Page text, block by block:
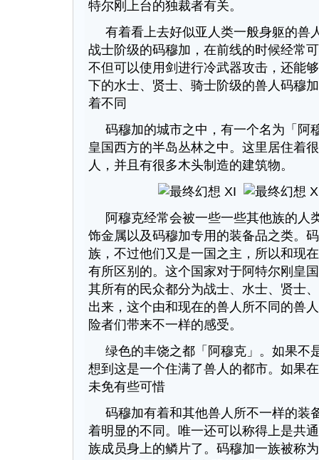
特尔刚上台的独裁者有关。
有着看上去好似亚人类一般身躯的兽
战士阶级的码穆加，在前线的时候经常
不但可以使用剑进行冷武器攻击，还能
下的水士、贤士、骑士阶级的兽人码穆
着不同
码穆加的城市之中，有一个名为「阿
皇国西方的半岛丛林之中。这里居住着
人，并且有很多木头制造的建筑物。
阿穆克经常会被一些一些其他族的人
饰金属以及码穆加专用的装备品之类。
族，不过他们又是一国之主，所以和现
有所区别的。这个国家对于阿特尔刚皇
其所有的民众都分为战士、水士、贤士
出来，这个由和现在的兽人所不同的兽
险者们带来不一样的感受。
绿色的丰饶之都「阿穆克」。如果不
想到这是一个住满了兽人的都市。如果
未免有些可惜
码穆加有着和其他兽人所不一样的装
着明显的不同。唯一还可以称得上是共
族成员身上的鳞片了。码穆加一族被称